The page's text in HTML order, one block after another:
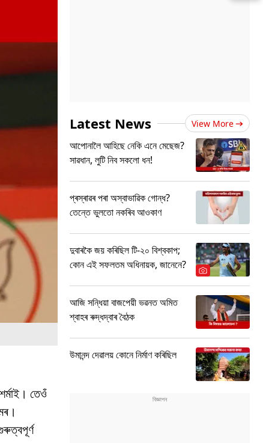
তেওঁ
Latest News View More
আপোনালৈ আহিছে নেকি এনে মেছেজ?
সাৱধান, লুটি নিব সকলো ধন!
প্ৰস্ৰাৱৰ পৰা অস্বাভাৱিক গোন্ধ?
তেন্তে ভুলতো নকৰিব আওকাণ
দুবাৰকৈ জয় কৰিছিল টি-২০ বিশ্বকাপ;
কোন এই সফলতম অধিনায়ক, জানেনে?
আজি সন্ধিয়া বাজপেয়ী ভৱনত অমিত
শ্বাহৰ ৰুদ্ধদ্বাৰ বৈঠক
উমানন্দ দেৱালয় কোনে নিৰ্মাণ কৰিছিল